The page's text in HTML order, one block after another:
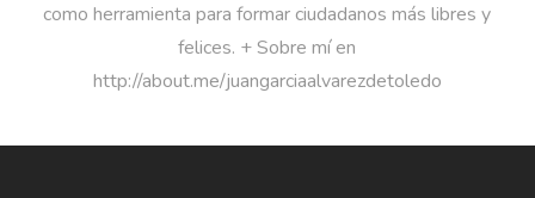
como herramienta para formar ciudadanos más libres y
felices. + Sobre mí en
http://about.me/juangarciaalvarezdetoledo